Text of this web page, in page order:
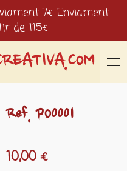
7€. Enviament
de 115€
Ref. PO0001
10,00 €